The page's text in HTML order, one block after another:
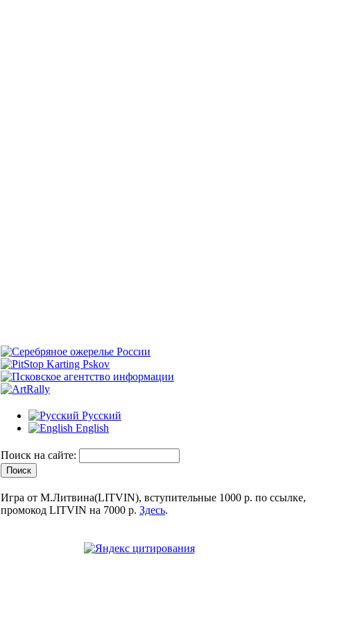
Русский
English
Поиск на сайте:
Игра от М.Литвина(LITVIN), вступительные 1000 р. по ссылке,
промокод LITVIN на 7000 р. Здесь.